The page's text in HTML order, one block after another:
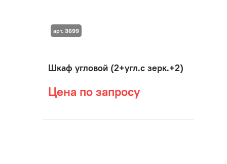
Шкаф угловой (2+угл.с зерк.+2)
Цена по запросу
арт. 3699